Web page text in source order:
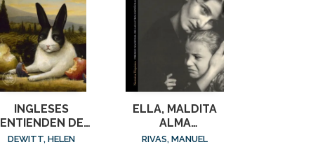
INGLESES
ENTIENDEN DE
LANA (Y OTROS
DEWITT, HELEN
ELLA, MALDITA
ALMA
(ED.AMPLIADA)
RIVAS, MANUEL